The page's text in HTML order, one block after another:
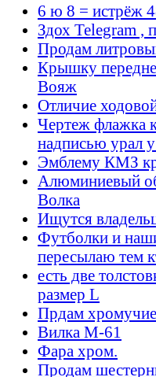
6 ю 8 = истрёж
Здох Telegram ,
Продам
Крышку
Вояж
Отличие
Чертеж флажка
надписью урал у
Эмблему КМЗ
Алюминиевый
Волка
Ищутся
Футболки и
пересылаю тем
есть две
размер L
Прдам
Вилка М-61
Фара хром.
Продам